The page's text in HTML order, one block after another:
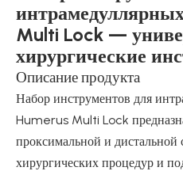
Multi Lock —
хирургические
Описание продукта
Набор инструментов для
Humerus Multi Lock
проксимальной и дистальной
хирургических процедур и